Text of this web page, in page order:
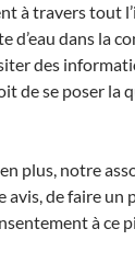
à travers tout
d’eau dans la
des
de se poser la
plus, notre
avis, de faire un
à ce